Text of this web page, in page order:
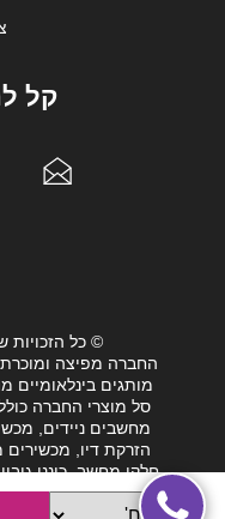
קל
© כל הזכויות
החברה מפיצה
מותגים בינלאומיים
סל מוצרי החברה
מחשבים ניידים,
הזרקת דיו, מכשירים
חלקי מחשב, כונני